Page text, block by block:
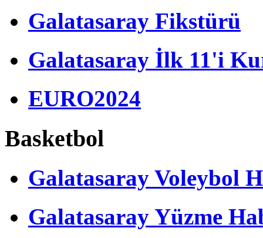
Galatasaray Fikstürü
Galatasaray İlk 11'i
EURO2024
Basketbol
Galatasaray Voleybol
Galatasaray Yüzme